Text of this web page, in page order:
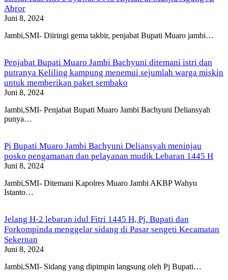
Abror
Juni 8, 2024
Jambi,SMI- Diiringi gema takbir, penjabat Bupati Muaro jambi…
Penjabat Bupati Muaro Jambi Bachyuni ditemani istri dan
putranya Keliling kampung menemui sejumlah warga miskin
untuk memberikan paket sembako
Juni 8, 2024
Jambi,SMI- Penjabat Bupati Muaro Jambi Bachyuni Deliansyah
punya…
Pj Bupati Muaro Jambi Bachyuni Deliansyah meninjau
posko pengamanan dan pelayanan mudik Lebaran 1445 H
Juni 8, 2024
Jambi,SMI- Ditemani Kapolres Muaro Jambi AKBP Wahyu
Istanto…
Jelang H-2 lebaran idul Fitri 1445 H, Pj. Bupati dan
Forkompinda menggelar sidang di Pasar sengeti Kecamatan
Sekernan
Juni 8, 2024
Jambi,SMI- Sidang yang dipimpin langsung oleh Pj Bupati…